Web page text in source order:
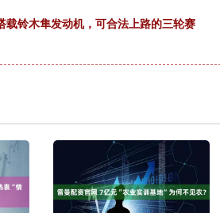
载铃木隼发动机，可合法上路的三轮赛